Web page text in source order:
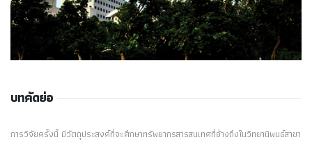
บทคัดย่อ
การวิจัยครั้งนี้ มีวัตถุประสงค์ที่จะศึกษาทรัพยากรสารสนเทศที่อ้างถึงในวิทยานิพนธ์สาขา